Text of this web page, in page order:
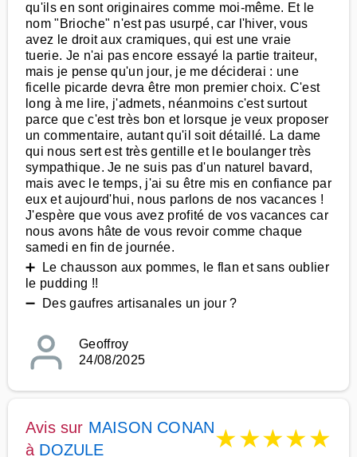
qu'ils en sont originaires comme moi-même. Et le
nom "Brioche" n'est pas usurpé, car l'hiver, vous
avez le droit aux cramiques, qui est une vraie
tuerie. Je n'ai pas encore essayé la partie traiteur,
mais je pense qu'un jour, je me déciderai : une
ficelle picarde devra être mon premier choix. C'est
long à me lire, j'admets, néanmoins c'est surtout
parce que c'est très bon et lorsque je veux proposer
un commentaire, autant qu'il soit détaillé. La dame
qui nous sert est très gentille et le boulanger très
sympathique. Je ne suis pas d'un naturel bavard,
mais avec le temps, j'ai su être mis en confiance par
eux et aujourd'hui, nous parlons de nos vacances !
J'espère que vous avez profité de vos vacances car
nous avons hâte de vous revoir comme chaque
samedi en fin de journée.
➕ Le chausson aux pommes, le flan et sans oublier
le pudding !!
➖ Des gaufres artisanales un jour ?
Geoffroy
24/08/2025
Avis sur MAISON CONAN
à DOZULE ★★★★★